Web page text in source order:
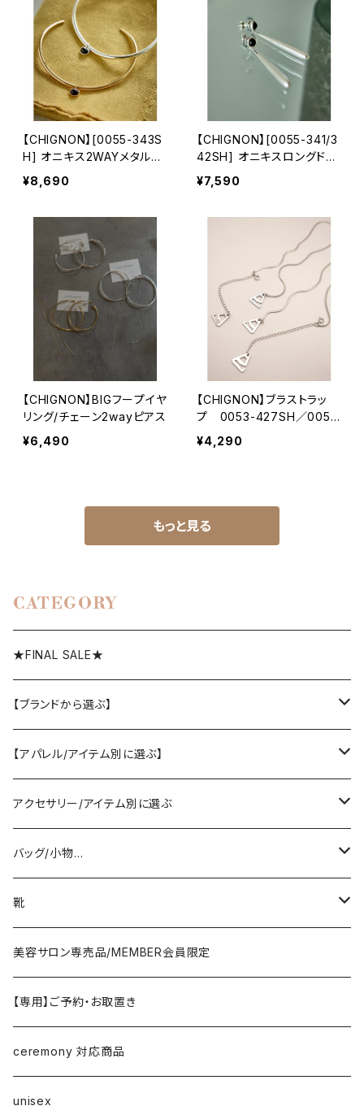
【CHIGNON】[0055-343S
H] オニキス2WAYメタルチ
ョーカー
¥8,690
【CHIGNON】[0055-341/3
42SH] オニキスロングドロ
ップピアス/イヤリング
¥7,590
【CHIGNON】BIGフープイヤ
リング/チェーン2wayピアス
¥6,490
【CHIGNON】ブラストラッ
プ 0053-427SH／0053
-428SH
¥4,290
もっと見る
CATEGORY
★FINAL SALE★
【ブランドから選ぶ】
SELECT／ORIGINAL
PASSIONE/cafune
ヤマトドレス／dolly-sean／DONEEYU／他
lovint
RISLEY
CHIGNON／YENN／Mewl
LEMELANGE／ESPEYRAC
anana
【アパレル/アイテム別に選ぶ】
outer
coat/down
jacket/blouson
tops
knit/sweat/parker
T-shirt/cutsew
bottom
denim
pants
one-piece/salopette
inner/underwear
アクセサリー/アイテム別に選ぶ
pierce/earring/ear cuff
necklace/top
ring
bracelet/anklet
hair accessory
corsage/broach
バッグ/小物…
bag
stol・muffler・scarf
belt
hat・cap
arm cover
靴
sandal
sneaker
loafer／flat shoes
pumps・mule
美容サロン専売品/MEMBER会員限定
【専用】ご予約・お取置き
ceremony 対応商品
unisex